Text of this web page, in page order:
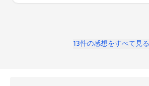
13件の感想をすべて見る